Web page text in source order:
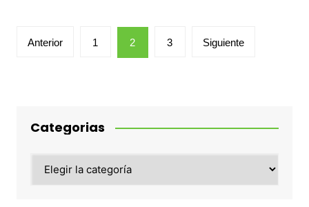
Paginación
Anterior 1 2 3 Siguiente
Categorias